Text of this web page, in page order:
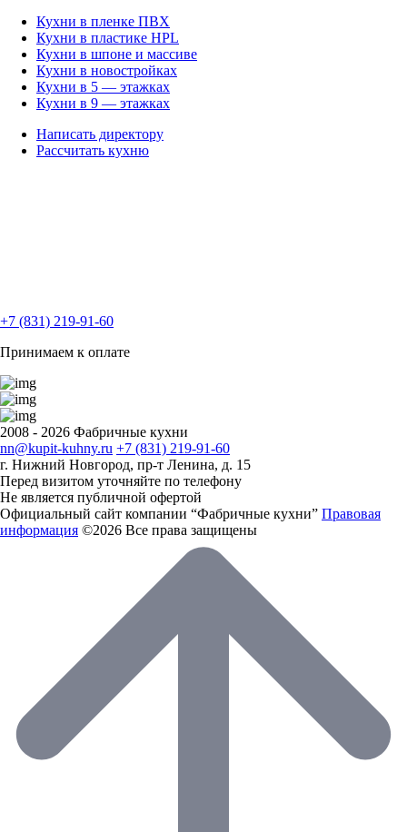
Кухни в пленке ПВХ
Кухни в пластике HPL
Кухни в шпоне и массиве
Кухни в новостройках
Кухни в 5 — этажках
Кухни в 9 — этажках
Написать директору
Рассчитать кухню
+7 (831) 219-91-60
Принимаем к оплате
2008 - 2026 Фабричные кухни
nn@kupit-kuhny.ru +7 (831) 219-91-60
г. Нижний Новгород, пр-т Ленина, д. 15
Перед визитом уточняйте по телефону
Не является публичной офертой
Официальный сайт компании “Фабричные кухни” Правовая
информация ©2026 Все права защищены